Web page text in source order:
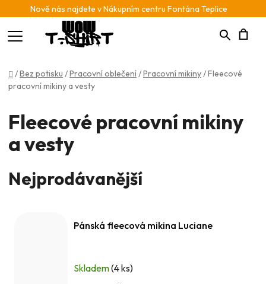
Nově nás najdete v Nákupním centru Fontána Teplice
Hledat
Domů
/Bez potisku /Pracovní oblečení/Pracovní mikiny/Fleecové
pracovní mikiny a vesty
Fleecové pracovní mikiny
a vesty
Nejprodávanější
Pánská fleecová mikina Luciane
Skladem(4 ks)